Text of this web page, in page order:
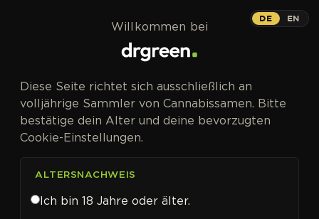
Lemon Drizzle
Super Lemon Haze x OG Kush –
THC-Potential bis 25 %.
DE EN
Willkommen bei
Diese Seite richtet sich ausschließlich an
volljährige Sammler von Cannabissamen. Bitte
bestätige dein Alter und deine bevorzugten
Cookie-Einstellungen.
ALTERSNACHWEIS
Ich bin 18 Jahre oder älter.